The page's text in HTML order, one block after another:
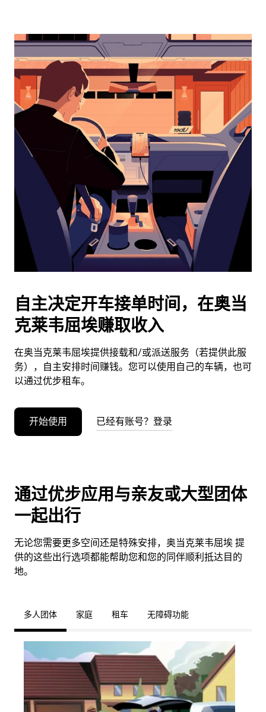
头
浏
日
并
期。
按
退
闭
日
历。
自主决定开车接单时间，在奥当
克莱韦屈埃赚取收入
在奥当克莱韦屈埃提供接载和/或派送服务（若提供此服
务），自主安排时间赚钱。您可以使用自己的车辆，也可
以通过优步租车。
开始使用 已经有账号？登录
通过优步应用与亲友或大型团体
一起出行
无论您需要更多空间还是特殊安排，奥当克莱韦屈埃 提
供的这些出行选项都能帮助您和您的同伴顺利抵达目的
地。
多人团体 家庭 租车 无障碍功能